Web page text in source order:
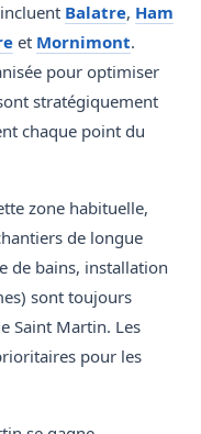
Balatre, Ham
et Mornimont.
pour optimiser
stratégiquement
chaque point du
zone habituelle,
de longue
de bains, installation
sont toujours
Saint Martin. Les
pour les